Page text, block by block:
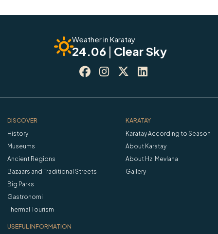
Weather in Karatay
24.06 | Clear Sky
   
DISCOVER
History
Museums
Ancient Regions
Bazaars and Traditional Streets
Big Parks
Gastronomi
Thermal Tourism
KARATAY
Karatay According to Season
About Karatay
About Hz. Mevlana
Gallery
USEFUL INFORMATION